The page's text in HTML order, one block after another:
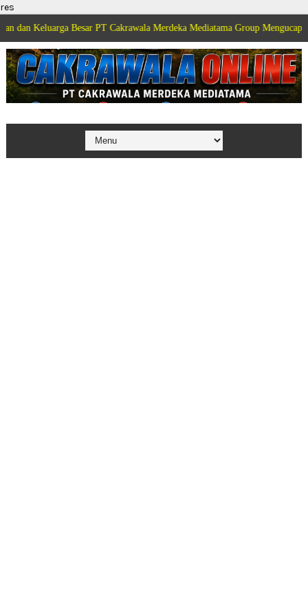
res
Besar PT Cakrawala Merdeka Mediatama Group Mengucapkan Selamat